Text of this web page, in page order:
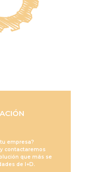
empresa?
y contactaremos
que más se
de I+D.